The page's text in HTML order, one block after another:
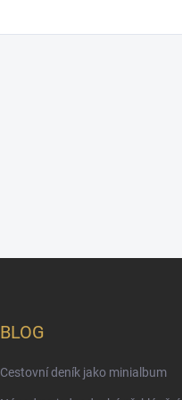
BLOG
Cestovní deník jako minialbum